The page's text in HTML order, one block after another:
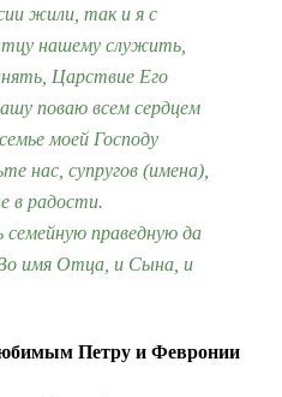
жили, так и я с
нашему служить,
Царствие Его
поваю всем сердцем
моей Господу
нас, супругов (имена),
в радости.
семейную праведную да
Во имя Отца, и Сына, и
Петру и Февронии